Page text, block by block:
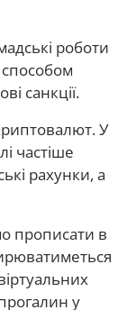
роботи
санкції.
У
частіше
рахунки, а
прописати в
у